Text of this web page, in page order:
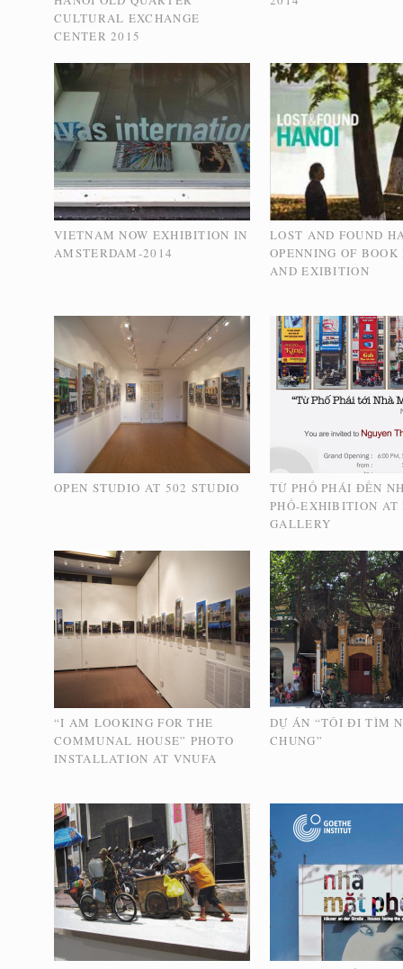
CULTURAL EXCHANGE
CENTER 2015
VIETNAM NOW EXHIBITION IN
AMSTERDAM-2014
LOST AND FOUND
OPENNING OF
AND EXIBITION
OPEN STUDIO AT 502 STUDIO
TỪ PHỐ PHÁI ĐẾN
PHỐ-EXHIBITION AT
GALLERY
“I AM LOOKING FOR THE
COMMUNAL HOUSE” PHOTO
INSTALLATION AT VNUFA
DỰ ÁN “TÔI ĐI TÌM
CHUNG”